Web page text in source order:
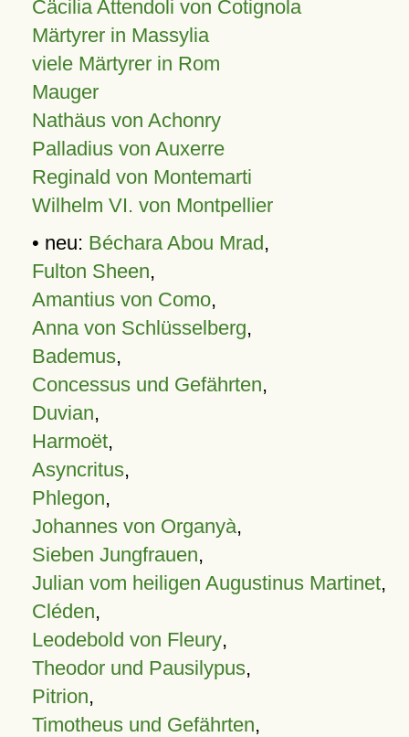
Cäcilia Attendoli von Cotignola
Märtyrer in Massylia
viele Märtyrer in Rom
Mauger
Nathäus von Achonry
Palladius von Auxerre
Reginald von Montemarti
Wilhelm VI. von Montpellier
• neu: Béchara Abou Mrad,
Fulton Sheen,
Amantius von Como,
Anna von Schlüsselberg,
Bademus,
Concessus und Gefährten,
Duvian,
Harmoët,
Asyncritus,
Phlegon,
Johannes von Organyà,
Sieben Jungfrauen,
Julian vom heiligen Augustinus Martinet,
Cléden,
Leodebold von Fleury,
Theodor und Pausilypus,
Pitrion,
Timotheus und Gefährten,